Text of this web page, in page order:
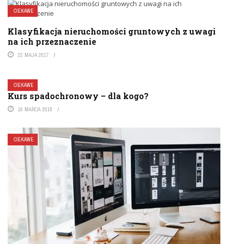
CIEKAWE
Klasyfikacja nieruchomości gruntowych z uwagi
na ich przeznaczenie
22 MAJA 2017
CIEKAWE
Kurs spadochronowy – dla kogo?
16 MARCA 2018
CIEKAWE